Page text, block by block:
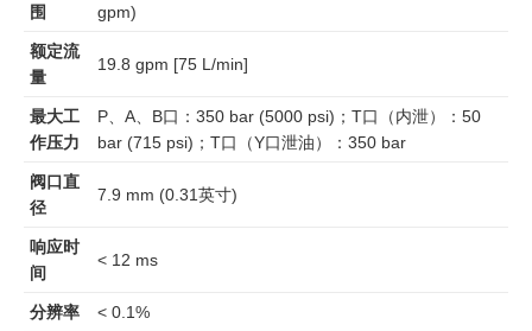
围
gpm)
额定流
量
19.8 gpm [75 L/min]
最大工
作压力
P、A、B口：350 bar (5000 psi)；T口（内泄）：50
bar (715 psi)；T口（Y口泄油）：350 bar
阀口直
径
7.9 mm (0.31英寸)
响应时
间
< 12 ms
分辨率 < 0.1%